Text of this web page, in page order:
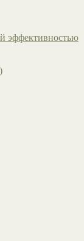
эффективностью